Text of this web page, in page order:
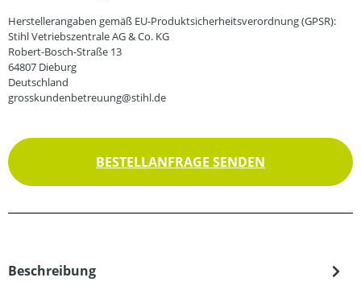
Herstellerangaben gemäß EU-Produktsicherheitsverordnung (GPSR):
Stihl Vetriebszentrale AG & Co. KG
Robert-Bosch-Straße 13
64807 Dieburg
Deutschland
grosskundenbetreuung@stihl.de
BESTELLANFRAGE SENDEN
Beschreibung